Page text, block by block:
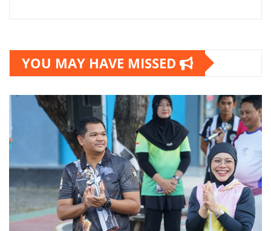
YOU MAY HAVE MISSED